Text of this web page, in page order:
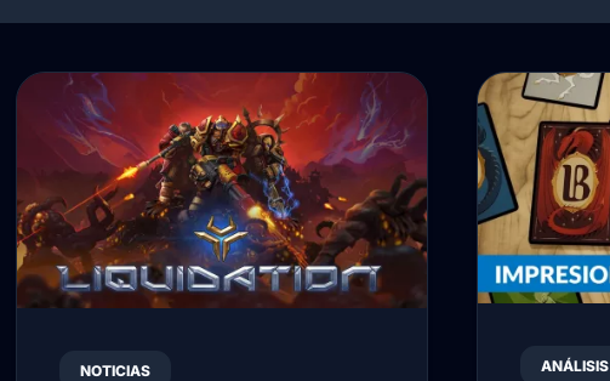
NOTICIAS ANÁLISIS